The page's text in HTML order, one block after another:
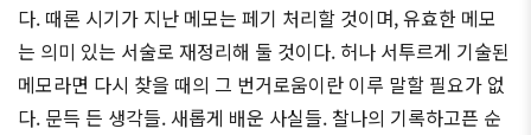
다. 때론 시기가 지난 메모는 페기 처리할 것이며, 유효한 메모
는 의미 있는 서술로 재정리해 둘 것이다. 허나 서투르게 기술된
메모라면 다시 찾을 때의 그 번거로움이란 이루 말할 필요가 없
다. 문득 든 생각들. 새롭게 배운 사실들. 찰나의 기록하고픈 순